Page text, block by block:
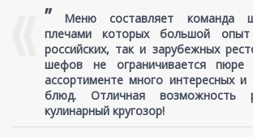
”
Меню составляет команда
плечами которых большой
российских, так и зарубежных
шефов не ограничивается
ассортименте много интересных и
блюд. Отличная возможность
кулинарный кругозор!